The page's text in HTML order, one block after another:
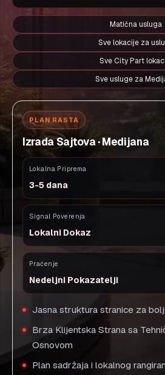
Matična usluga
Sve lokacije za
Sve City Part
Sve usluge za
PLAN RASTA
Izrada Sajtova · Medijana
Lokalna Priprema
3-5 dana
Signal Poverenja
Lokalni Dokaz
Praćenje
Nedeljni Pokazatelji
Jasna struktura stranice za
Brza Klijentska Strana sa
Osnovom
Plan sadržaja i lokalnog